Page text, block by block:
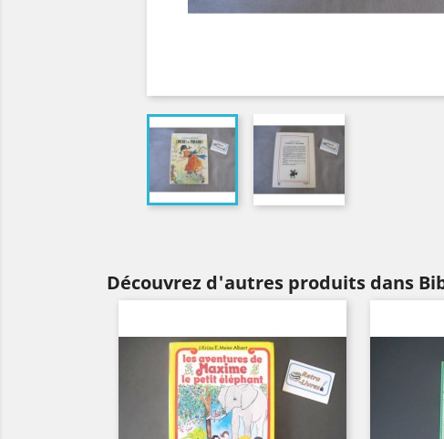
Découvrez d'autres produits dans